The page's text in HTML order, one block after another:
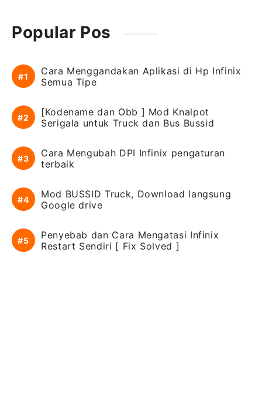
Popular Pos
Cara Menggandakan Aplikasi di Hp Infinix
Semua Tipe
[Kodename dan Obb ] Mod Knalpot
Serigala untuk Truck dan Bus Bussid
Cara Mengubah DPI Infinix pengaturan
terbaik
Mod BUSSID Truck, Download langsung
Google drive
Penyebab dan Cara Mengatasi Infinix
Restart Sendiri [ Fix Solved ]